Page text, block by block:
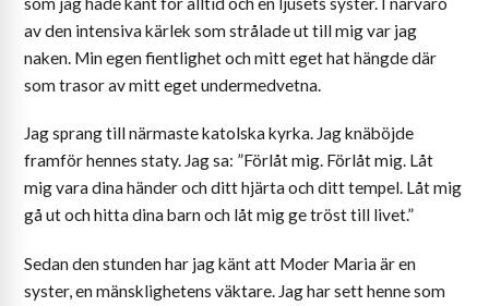
av den intensiva kärlek som strålade ut till mig var jag
naken. Min egen fientlighet och mitt eget hat hängde där
som trasor av mitt eget undermedvetna.
Jag sprang till närmaste katolska kyrka. Jag knäböjde
framför hennes staty. Jag sa: ”Förlåt mig. Förlåt mig. Låt
mig vara dina händer och ditt hjärta och ditt tempel. Låt mig
gå ut och hitta dina barn och låt mig ge tröst till livet.”
Sedan den stunden har jag känt att Moder Maria är en
syster, en mänsklighetens väktare. Jag har sett henne som